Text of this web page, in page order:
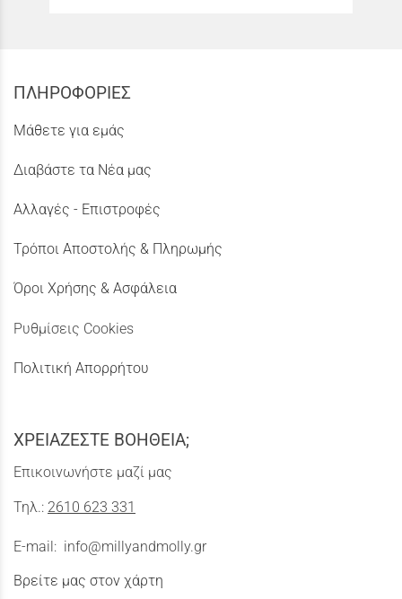
ΠΛΗΡΟΦΟΡΙΕΣ
Μάθετε για εμάς
Διαβάστε τα Νέα μας
Αλλαγές - Επιστροφές
Τρόποι Αποστολής & Πληρωμής
Όροι Χρήσης & Ασφάλεια
Ρυθμίσεις Cookies
Πολιτική Απορρήτου
ΧΡΕΙΑΖΕΣΤΕ ΒΟΗΘΕΙΑ;
Επικοινωνήστε μαζί μας
Τηλ.: 2610 623 331
E-mail: info@millyandmolly.gr
Βρείτε μας στον χάρτη